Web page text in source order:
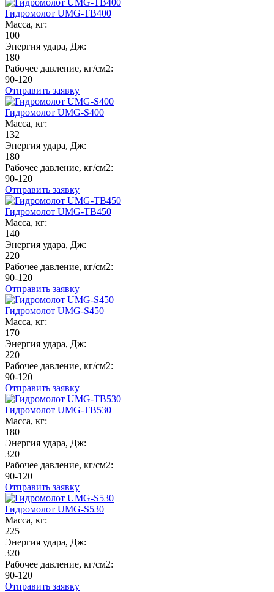
Гидромолот UMG-TB400
Масса, кг:
100
Энергия удара, Дж:
180
Рабочее давление, кг/см2:
90-120
Отправить заявку
Гидромолот UMG-S400
Масса, кг:
132
Энергия удара, Дж:
180
Рабочее давление, кг/см2:
90-120
Отправить заявку
Гидромолот UMG-TB450
Масса, кг:
140
Энергия удара, Дж:
220
Рабочее давление, кг/см2:
90-120
Отправить заявку
Гидромолот UMG-S450
Масса, кг:
170
Энергия удара, Дж:
220
Рабочее давление, кг/см2:
90-120
Отправить заявку
Гидромолот UMG-TB530
Масса, кг:
180
Энергия удара, Дж:
320
Рабочее давление, кг/см2:
90-120
Отправить заявку
Гидромолот UMG-S530
Масса, кг:
225
Энергия удара, Дж:
320
Рабочее давление, кг/см2:
90-120
Отправить заявку